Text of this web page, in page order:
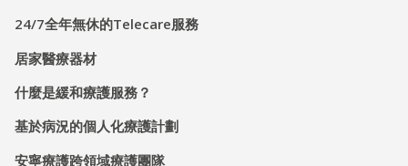
24/7全年無休的Telecare服務
居家醫療器材
什麼是緩和療護服務？
基於病況的個人化療護計劃
安寧療護跨領域療護團隊